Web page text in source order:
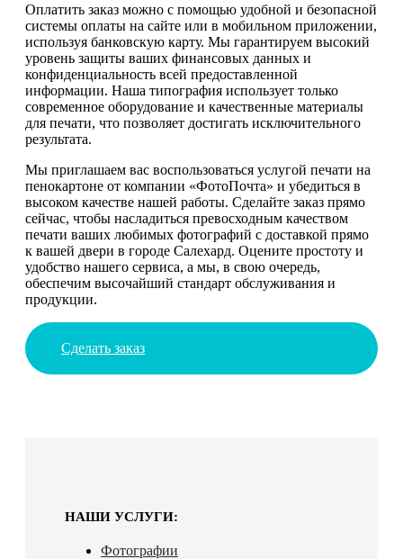
Оплатить заказ можно с помощью удобной и безопасной
системы оплаты на сайте или в мобильном приложении,
используя банковскую карту. Мы гарантируем высокий
уровень защиты ваших финансовых данных и
конфиденциальность всей предоставленной
информации. Наша типография использует только
современное оборудование и качественные материалы
для печати, что позволяет достигать исключительного
результата.
Мы приглашаем вас воспользоваться услугой печати на
пенокартоне от компании «ФотоПочта» и убедиться в
высоком качестве нашей работы. Сделайте заказ прямо
сейчас, чтобы насладиться превосходным качеством
печати ваших любимых фотографий с доставкой прямо
к вашей двери в городе Салехард. Оцените простоту и
удобство нашего сервиса, а мы, в свою очередь,
обеспечим высочайший стандарт обслуживания и
продукции.
Сделать заказ
НАШИ УСЛУГИ:
Фотографии